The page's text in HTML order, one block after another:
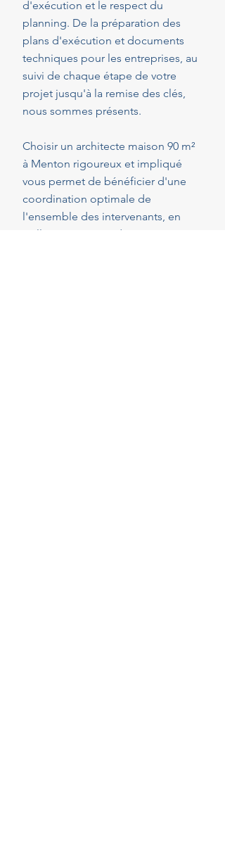
d'exécution et le respect du
planning. De la préparation des
plans d'exécution et documents
techniques pour les entreprises, au
suivi de chaque étape de votre
projet jusqu'à la remise des clés,
nous sommes présents.
Choisir un architecte maison 90 m²
à Menton rigoureux et impliqué
vous permet de bénéficier d'une
coordination optimale de
l'ensemble des intervenants, en
veillant au respect de vos attentes,